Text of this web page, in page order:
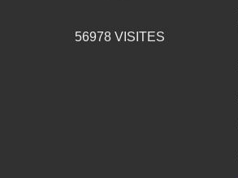
56978VISITES